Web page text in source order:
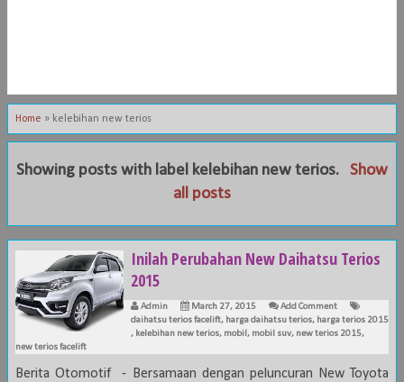
Home » kelebihan new terios
Showing posts with label kelebihan new terios.
Show
all posts
Inilah Perubahan New Daihatsu Terios
2015
Admin March 27, 2015
Add Comment
daihatsu terios facelift, harga daihatsu terios, harga terios 2015
, kelebihan new terios, mobil , mobil suv, new terios 2015,
new terios facelift
Berita Otomotif - Bersamaan dengan peluncuran New Toyota